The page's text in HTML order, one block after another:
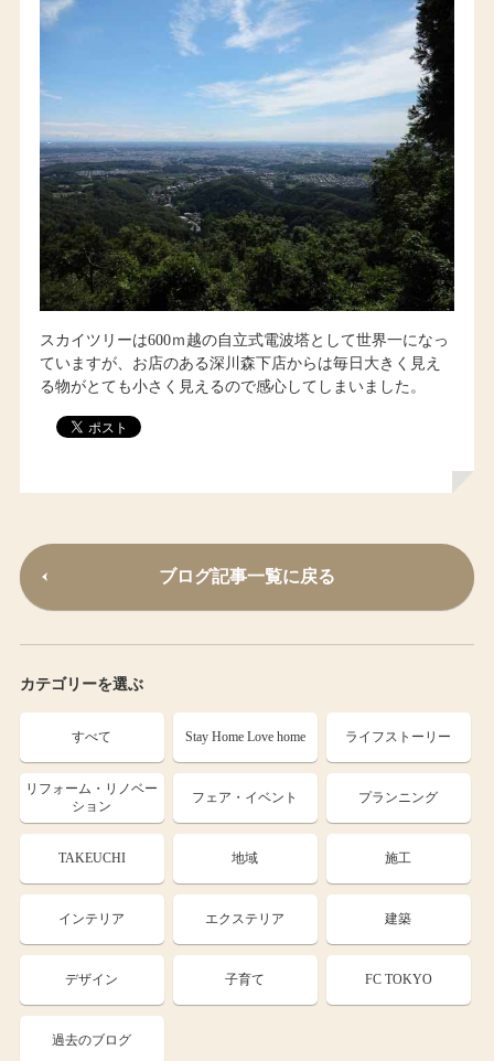
スカイツリーは600ｍ越の自立式電波塔として世界一になっ
ていますが、お店のある深川森下店からは毎日大きく見え
る物がとても小さく見えるので感心してしまいました。
ブログ記事一覧に戻る
カテゴリーを選ぶ
すべて Stay Home Love home ライフストーリー
リフォーム・リノベー
ション
フェア・イベント プランニング
TAKEUCHI 地域 施工
インテリア エクステリア 建築
デザイン 子育て FC TOKYO
過去のブログ